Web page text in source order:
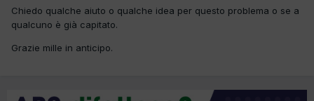
Chiedo qualche aiuto o qualche idea per questo problema o se a
qualcuno è già capitato.
Grazie mille in anticipo.